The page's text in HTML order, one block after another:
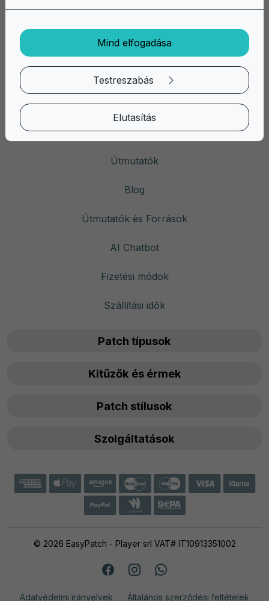
Gyors linkek
Rólunk
Útmutatók
Blog
Útmutatók és Források
AI Chatbot
Fizetési módok
Szállítási idők
Patch típusok
Kitűzők és érmek
Patch stílusok
Szolgáltatások
© 2026 EasyPatch - Player srl VAT# IT10913351002
Adatvédelmi irányelvek Általános szerződési feltételek
Mind elfogadása
Testreszabás
Elutasítás